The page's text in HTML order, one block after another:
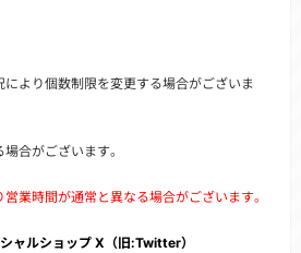
より個数制限を変更する場合がございま
場合がございます。
業時間が通常と異なる場合がございます。
ャルショップ X（旧:Twitter）